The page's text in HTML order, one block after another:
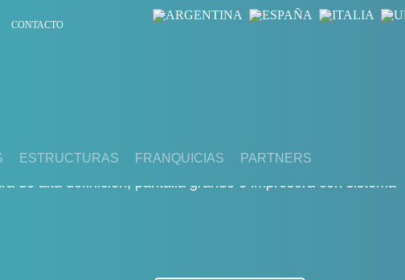
ESTRUCTURAS FRANQUICIAS PARTNERS
CONTACTO
de alta definición, pantalla grande e impresora con sistema